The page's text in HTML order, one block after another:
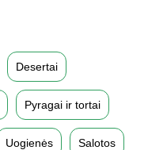
Desertai
Pyragai ir tortai
Uogienės Salotos